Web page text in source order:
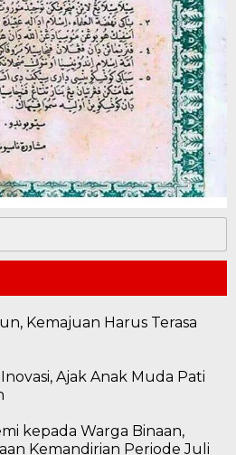
Kemajuan Harus Terasa
Ajak Anak Muda Pati
kepada Warga Binaan,
Kemandirian Periode Juli